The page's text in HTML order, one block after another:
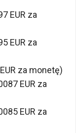
EUR za
EUR za
za monetę)
EUR za
EUR za